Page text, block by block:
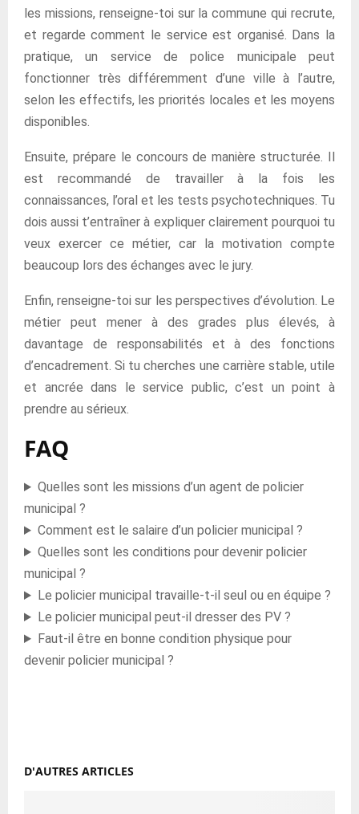
les missions, renseigne-toi sur la commune qui recrute,
et regarde comment le service est organisé. Dans la
pratique, un service de police municipale peut
fonctionner très différemment d’une ville à l’autre,
selon les effectifs, les priorités locales et les moyens
disponibles.
Ensuite, prépare le concours de manière structurée. Il
est recommandé de travailler à la fois les
connaissances, l’oral et les tests psychotechniques. Tu
dois aussi t’entraîner à expliquer clairement pourquoi tu
veux exercer ce métier, car la motivation compte
beaucoup lors des échanges avec le jury.
Enfin, renseigne-toi sur les perspectives d’évolution. Le
métier peut mener à des grades plus élevés, à
davantage de responsabilités et à des fonctions
d’encadrement. Si tu cherches une carrière stable, utile
et ancrée dans le service public, c’est un point à
prendre au sérieux.
FAQ
Quelles sont les missions d’un agent de policier
municipal ?
Comment est le salaire d’un policier municipal ?
Quelles sont les conditions pour devenir policier
municipal ?
Le policier municipal travaille-t-il seul ou en équipe ?
Le policier municipal peut-il dresser des PV ?
Faut-il être en bonne condition physique pour
devenir policier municipal ?
D'AUTRES ARTICLES